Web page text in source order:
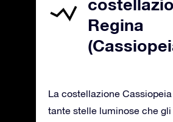
Regina
La costellazione
tante stelle luminose che gli